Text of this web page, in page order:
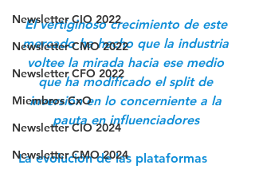
Newsletter CIO 2022
Newsletter CMO 2022
Newsletter CFO 2022
Miembros CxO
Newsletter CIO 2024
Newsletter CMO 2024
El vertiginoso crecimiento de este
mercado ha hecho que la industria
voltee la mirada hacia ese medio
que ha modificado el split de
inversión en lo concerniente a la
pauta en influenciadores
La evolución de las plataformas